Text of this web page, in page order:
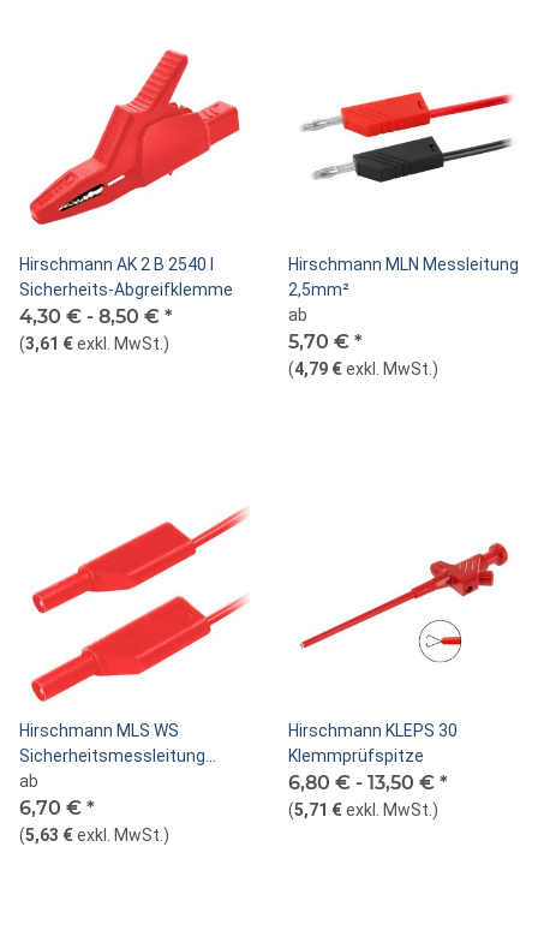
Hirschmann AK 2 B 2540 I
Sicherheits-Abgreifklemme
4,30 € - 8,50 € *
(3,61 €exkl. MwSt. )
Hirschmann MLN Messleitung
2,5mm²
ab
5,70 € *
(4,79 €exkl. MwSt. )
Hirschmann MLS WS
Sicherheitsmessleitung
stapelbar 2,5mm²
ab
6,70 € *
(5,63 €exkl. MwSt. )
Hirschmann KLEPS 30
Klemmprüfspitze
6,80 € - 13,50 € *
(5,71 €exkl. MwSt. )